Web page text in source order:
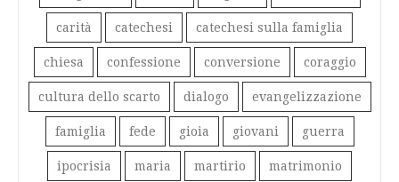
carità catechesi catechesi sulla famiglia
chiesa confessione conversione coraggio
cultura dello scarto dialogo evangelizzazione
famiglia fede gioia giovani guerra
ipocrisia maria martirio matrimonio